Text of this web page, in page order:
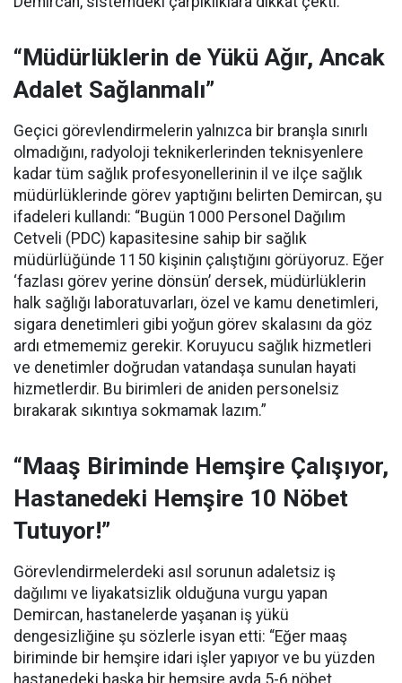
“Müdürlüklerin de Yükü Ağır, Ancak
Adalet Sağlanmalı”
Geçici görevlendirmelerin yalnızca bir branşla sınırlı
olmadığını, radyoloji teknikerlerinden teknisyenlere
kadar tüm sağlık profesyonellerinin il ve ilçe sağlık
müdürlüklerinde görev yaptığını belirten Demircan, şu
ifadeleri kullandı: “Bugün 1000 Personel Dağılım
Cetveli (PDC) kapasitesine sahip bir sağlık
müdürlüğünde 1150 kişinin çalıştığını görüyoruz. Eğer
‘fazlası görev yerine dönsün’ dersek, müdürlüklerin
halk sağlığı laboratuvarları, özel ve kamu denetimleri,
sigara denetimleri gibi yoğun görev skalasını da göz
ardı etmememiz gerekir. Koruyucu sağlık hizmetleri
ve denetimler doğrudan vatandaşa sunulan hayati
hizmetlerdir. Bu birimleri de aniden personelsiz
bırakarak sıkıntıya sokmamak lazım.”
“Maaş Biriminde Hemşire Çalışıyor,
Hastanedeki Hemşire 10 Nöbet
Tutuyor!”
Görevlendirmelerdeki asıl sorunun adaletsiz iş
dağılımı ve liyakatsizlik olduğuna vurgu yapan
Demircan, hastanelerde yaşanan iş yükü
dengesizliğine şu sözlerle isyan etti: “Eğer maaş
biriminde bir hemşire idari işler yapıyor ve bu yüzden